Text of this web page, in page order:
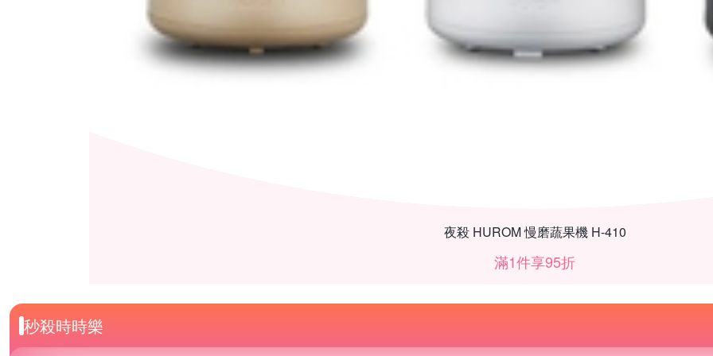
夜殺 HUROM 慢磨蔬果機 H-410
滿1件享95折
秒殺時時樂